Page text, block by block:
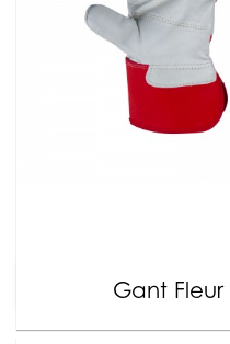
Gant Fleur